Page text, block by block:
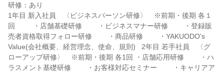
研修：あり
1年目 新入社員　〈ビジネスパーソン研修〉　※前期・後期 各１
回  　　・店舗基礎研修 　　・ビジネスマナー研修 　　・登録販
売者資格取得フォロー研修 　　・商品研修 　　・YAKUODO's
Value(会社概要、経営理念、使命、規則)   2年目 若手社員　〈グ
ローアップ研修〉　※前期・後期 各1回 ・店舗応用研修 　　・ハ
ラスメント基礎研修 　　・お客様対応セミナー 　　・キャリアア